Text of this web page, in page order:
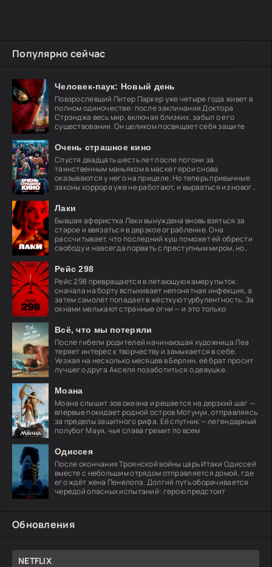
Популярно сейчас
Человек-паук: Новый день
Повзрослевший Питер Паркер уже четыре года живет в
полном одиночестве: после заклинания Доктора
Стрэнджа весь мир, включая близких, забыл о его
существовании. Он целиком посвящает себя защите
Очень страшное кино
Спустя двадцать шесть лет после погони за
таинственным маньяком в маске герои снова
оказываются у него на прицеле. Но теперь привычные
законы хоррора уже не работают, и вырваться из нового
Лаки
Бывшая аферистка Лаки вынуждена вновь взяться за
старое и ввязаться в дерзкое ограбление. Она
рассчитывает, что последний куш поможет ей обрести
свободу и навсегда порвать с преступным миром, но
Рейс 298
Рейс 298 превращается в летающую камеру пыток:
сначала на борту вспыхивает непонятная инфекция, а
затем самолёт попадает в жёсткую турбулентность. За
окнами мелькают странные огни — и это только
Всё, что мы потеряли
После гибели родителей начинающая художница Леа
теряет интерес к творчеству и замыкается в себе.
Уезжая на несколько месяцев в Берлин, её брат просит
лучшего друга Акселя позаботиться о девушке.
Моана
Моана слышит зов океана и решается на дерзкий шаг —
впервые покидает родной остров Мотунуи, отправляясь
за пределы защитного рифа. Её спутник — легендарный
полубог Мауи, чья слава гремит по всем
Одиссея
После окончания Троянской войны царь Итаки Одиссей
вместе с небольшим отрядом отправляется домой, где
его ждёт жена Пенелопа. Долгий путь оборачивается
чередой опасных испытаний: герою предстоит
Обновления
NETFLIX